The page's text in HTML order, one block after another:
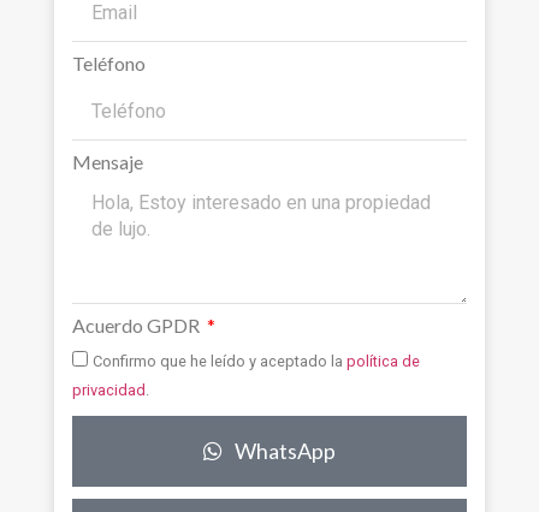
Teléfono
Mensaje
Acuerdo GPDR
Confirmo que he leído y aceptado la política de
privacidad .
WhatsApp